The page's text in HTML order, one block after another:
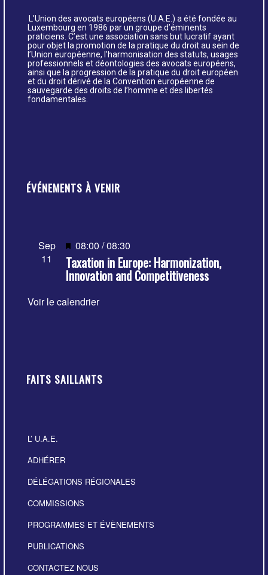
L’Union des avocats européens (U.A.E.) a été fondée au
Luxembourg en 1986 par un groupe d’éminents
praticiens. C’est une association sans but lucratif ayant
pour objet la promotion de la pratique du droit au sein de
l’Union européenne, l’harmonisation des statuts, usages
professionnels et déontologies des avocats européens,
ainsi que la progression de la pratique du droit européen
et du droit dérivé de la Convention européenne de
sauvegarde des droits de l’homme et des libertés
fondamentales.
ÉVÉNEMENTS À VENIR
Sep
11
Mis
en
avant
08:00 /08:30
Taxation in Europe: Harmonization,
Innovation and Competitiveness
Voir le calendrier
FAITS SAILLANTS
L’ U.A.E.
ADHÉRER
DÉLÉGATIONS RÉGIONALES
COMMISSIONS
PROGRAMMES ET ÉVÈNEMENTS
PUBLICATIONS
CONTACTEZ NOUS